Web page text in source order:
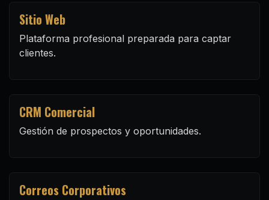
Sitio Web
Plataforma profesional preparada para captar
clientes.
CRM Comercial
Gestión de prospectos y oportunidades.
Correos Corporativos